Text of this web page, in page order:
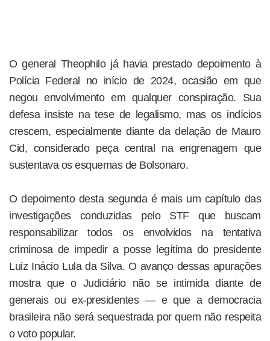
O general Theophilo já havia prestado depoimento à
Polícia Federal no início de 2024, ocasião em que
negou envolvimento em qualquer conspiração. Sua
defesa insiste na tese de legalismo, mas os indícios
crescem, especialmente diante da delação de Mauro
Cid, considerado peça central na engrenagem que
sustentava os esquemas de Bolsonaro.
O depoimento desta segunda é mais um capítulo das
investigações conduzidas pelo STF que buscam
responsabilizar todos os envolvidos na tentativa
criminosa de impedir a posse legítima do presidente
Luiz Inácio Lula da Silva. O avanço dessas apurações
mostra que o Judiciário não se intimida diante de
generais ou ex-presidentes — e que a democracia
brasileira não será sequestrada por quem não respeita
o voto popular.